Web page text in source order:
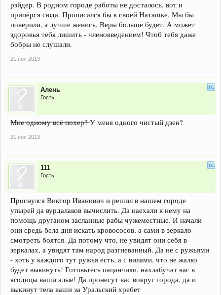
рэйдер. В родном городе работы не досталось, вот и
припёрся сюда. Прописался бы к своей Наташке. Мы бы
поверили, а лучше женись. Веры больше будет. А может
здоровья тебя лишить - членовведением! Чтоб тебя даже
бобры не слушали.
21 ноя 2013
Алень
Гость
Мне одному всё похер?У меня одного чистый дзен?
21 ноя 2013
111
Гость
Проснулся Виктор Иванович и решил в нашем городе
упырей да вурдалаков вычислить. Да наехали к нему на
помощь друганом засланные рабы чужеместные. И начали
они средь бела дня искать кровососов, а сами в зеркало
смотреть боятся. Да потому что, не увидят они себя в
зеркалах, а увидят там народ разгневанный. Да не с ружьями
- хоть у каждого тут ружья есть, а с вилами, что не жалко
будет выкинуть! Готовьтесь пацанчики, нахлабучат вас в
ягодицы ваши алые! Да пронесут вас вокруг города, да и
выкинут тела ваши за Уральский хребет